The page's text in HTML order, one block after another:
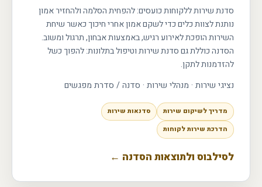
סדנת שירות ללקוחות כועסים: להפחית הסלמה ולהחזיר אמון
נותנת לצוות כלים כדי לשקם אמון אחרי חיכוך כאשר שיחת
השירות הופכת לאירוע רגיש, באמצעות אבחון, תרגול ומשוב.
הסדנה כוללת גם סדנת שירות וטיפול בתלונות: להפוך כשל
להזדמנות לתקן.
נציגי שירות · מנהלי שירות · סדנה / סדרת מפגשים
מדריך לשיקום שירות
סדנאות שירות
הדרכת שירות לקוחות
לסילבוס ולתוצאות הסדנה ←